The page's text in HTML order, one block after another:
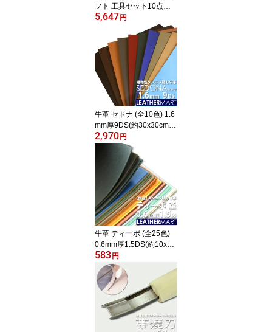
フト 工具セット10点ス
ターターキット＋ヌメ革
タンローA4サイズ｜日本
製 初心者キット 道具 工
具セット 工具キット 手
縫いキット 手縫いセット
ハンドソーイング ハンド
メイド クラフト 手作り
DIY 手芸 ギフト プレゼ
ント 夏休み 工作
5,647円
牛革 セドナ (全10色) 1.6
mm厚9DS(約30x30cm)
日本製 レザー レザーク
ラフト 革 革材料 本革 天
然 タンニンなめし オイ
ル カットレザー カラフ
ル 牛革 ヌメ革 皮 ハンド
メイド コバ磨き DIY エ
イジング 経年変化 レザ
ーマート ツヤ 艶 はぎれ
ハギレ 端切れ
2,970円
牛革 ティーポ (全25色)
0.6mm厚1.5DS(約10x15
cm)【ネコポス対応】薄
い革 日本製 レザー レザ
ークラフト カットレザー
革 材料 天然 本革 タンニ
ン鞣し カラフル パステ
ル 牛革 ヌメ革 皮 スムー
ス ハンドメイド はぎれ
583円